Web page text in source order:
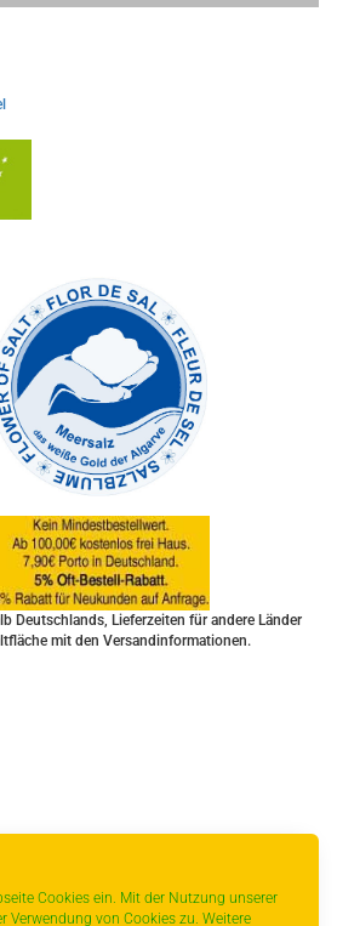
Cookies ein. Mit der Nutzung unserer
Verwendung von Cookies zu. Weitere
Deutschlands, Lieferzeiten für andere Länder
mit den Versandinformationen.